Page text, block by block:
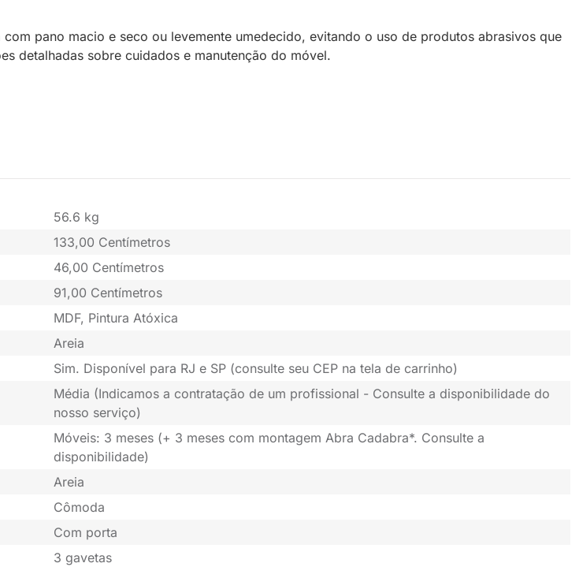
pano macio e seco ou levemente umedecido, evitando o uso de produtos abrasivos que
detalhadas sobre cuidados e manutenção do móvel.
56.6 kg
133,00 Centímetros
46,00 Centímetros
91,00 Centímetros
MDF, Pintura Atóxica
Areia
Sim. Disponível para RJ e SP (consulte seu CEP na tela de carrinho)
Média (Indicamos a contratação de um profissional - Consulte a disponibilidade do
nosso serviço)
Móveis: 3 meses (+ 3 meses com montagem Abra Cadabra*. Consulte a
disponibilidade)
Areia
Cômoda
Com porta
3 gavetas